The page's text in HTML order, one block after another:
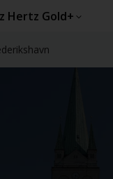
Hertz Gold+